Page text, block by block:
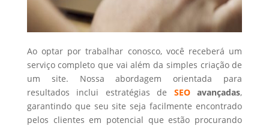
Ao optar por trabalhar conosco, você receberá um
serviço completo que vai além da simples criação de
um site. Nossa abordagem orientada para
resultados inclui estratégias de SEOavançadas,
garantindo que seu site seja facilmente encontrado
pelos clientes em potencial que estão procurando